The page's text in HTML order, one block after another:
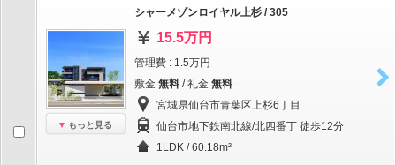
もっと見る
シャーメゾンロイヤル上杉 / 305
15.5万円
管理費 : 1.5万円
敷金 無料 / 礼金 無料
宮城県仙台市青葉区上杉6丁目
仙台市地下鉄南北線/北四番丁 徒歩12分
1LDK / 60.18m²